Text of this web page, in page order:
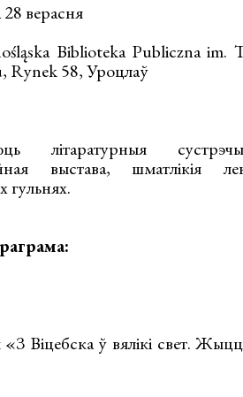
28 верасня
Biblioteka Publiczna im.
Rynek 58, Уроцлаў
літаратурныя
выстава, шматлікія
гульнях.
Віцебска ў вялікі свет.